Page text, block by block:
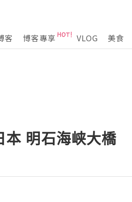
客 博客專享 VLOG 美食
明石海峡大橋